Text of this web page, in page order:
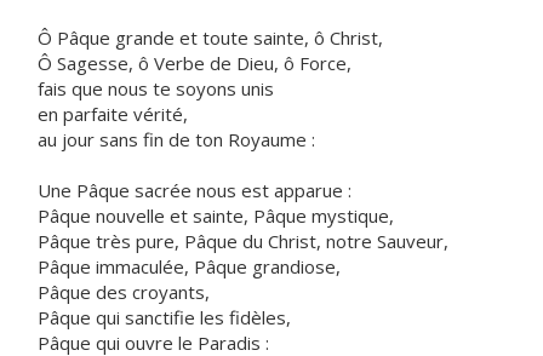
Ô Pâque grande et toute sainte, ô Christ,
Ô Sagesse, ô Verbe de Dieu, ô Force,
fais que nous te soyons unis
en parfaite vérité,
au jour sans fin de ton Royaume :
Une Pâque sacrée nous est apparue :
Pâque nouvelle et sainte, Pâque mystique,
Pâque très pure, Pâque du Christ, notre Sauveur,
Pâque immaculée, Pâque grandiose,
Pâque des croyants,
Pâque qui sanctifie les fidèles,
Pâque qui ouvre le Paradis :